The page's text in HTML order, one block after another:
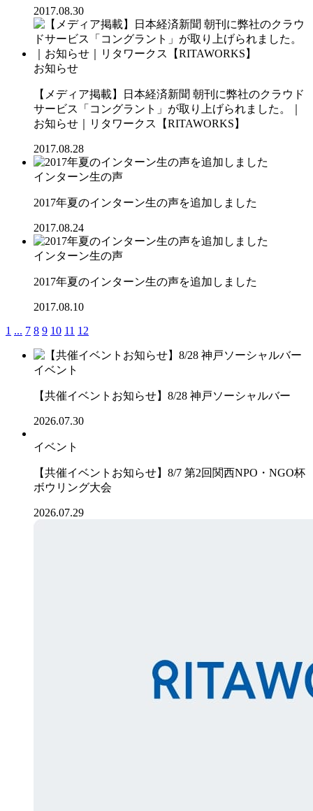
2017.08.30
お知らせ
【メディア掲載】日本経済新聞 朝刊に弊社のクラウド
サービス「コングラント」が取り上げられました。｜
お知らせ｜リタワークス【RITAWORKS】
2017.08.28
インターン生の声
2017年夏のインターン生の声を追加しました
2017.08.24
インターン生の声
2017年夏のインターン生の声を追加しました
2017.08.10
1 ... 7 8 9 10 11 12
イベント
【共催イベントお知らせ】8/28 神戸ソーシャルバー
2026.07.30
イベント
【共催イベントお知らせ】8/7 第2回関西NPO・NGO杯
ボウリング大会
2026.07.29